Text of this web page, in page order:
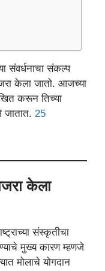
संवर्धनाचा संकल्प
केला जातो. आजच्या
करून तिच्या
जातात. 25
केला
संस्कृतीचा
मुख्य कारण म्हणजे
मोलाचे योगदान